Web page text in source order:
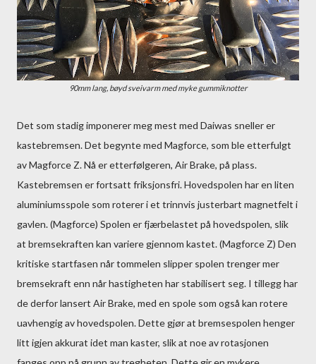
90mm lang, bøyd sveivarm med myke gummiknotter
Det som stadig imponerer meg mest med Daiwas sneller er
kastebremsen. Det begynte med Magforce, som ble etterfulgt
av Magforce Z. Nå er etterfølgeren, Air Brake, på plass.
Kastebremsen er fortsatt friksjonsfri. Hovedspolen har en liten
aluminiumsspole som roterer i et trinnvis justerbart magnetfelt i
gavlen. (Magforce) Spolen er fjærbelastet på hovedspolen, slik
at bremsekraften kan variere gjennom kastet. (Magforce Z) Den
kritiske startfasen når tommelen slipper spolen trenger mer
bremsekraft enn når hastigheten har stabilisert seg. I tillegg har
de derfor lansert Air Brake, med en spole som også kan rotere
uavhengig av hovedspolen. Dette gjør at bremsespolen henger
litt igjen akkurat idet man kaster, slik at noe av rotasjonen